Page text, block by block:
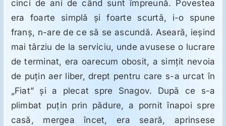
cinci de ani de când sunt împreună. Povestea
era foarte simplă şi foarte scurtă, i-o spune
franş, n-are de ce să se ascundă. Aseară, ieşind
mai târziu de la serviciu, unde avusese o lucrare
de terminat, era oarecum obosit, a simţit nevoia
de puţin aer liber, drept pentru care s-a urcat în
„Fiat” şi a plecat spre Snagov. După ce s-a
plimbat puţin prin pădure, a pornit înapoi spre
casă, mergea încet, era seară, aprinsese